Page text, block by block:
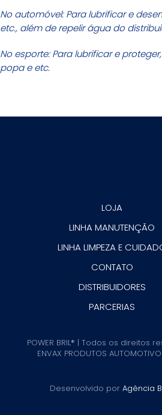
No automóvel: Para lubrificar e
etc., além de repelir água do
No esporte: Para lubrificar e
popa e etc.
LOJA
LINHA MANUTENÇÃO
LINHA LIMPEZA E
CONTATO
DISTRIBUIDORES
PARCERIAS
POWER BRIL® | Todos os direitos
ENVAX PRODUTOS
Desenvolvido por Agência